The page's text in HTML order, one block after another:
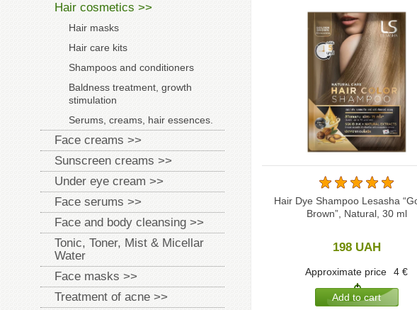
Hair cosmetics >>
Hair masks
Hair care kits
Shampoos and conditioners
Baldness treatment, growth
stimulation
Serums, creams, hair essences.
Face creams >>
Sunscreen creams >>
Under eye cream >>
Face serums >>
Face and body cleansing >>
Tonic, Toner, Mist & Micellar
Water
Face masks >>
Treatment of acne >>
Hair Dye Shampoo Lesasha
Brown”, Natural, 30 ml
198 UAH
Approximate price 4€